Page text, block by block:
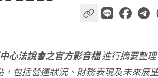
心法說會之官方影音檔進行摘要整
包括營運狀況、財務表現及未來展